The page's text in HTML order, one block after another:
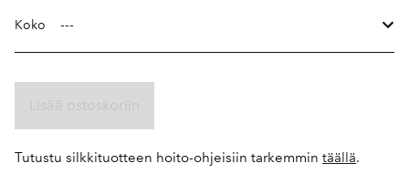
Koko
Tutustu silkkituotteen hoito-ohjeisiin tarkemmin täällä.